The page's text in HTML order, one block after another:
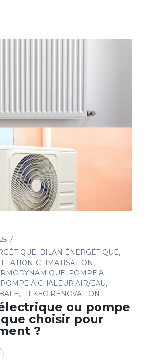
, BILAN ÉNERGÉTIQUE,
CLIMATISATION,
, POMPE À
POMPE À CHALEUR AIR/EAU,
, TILKEO RÉNOVATION
ou pompe
choisir pour
?